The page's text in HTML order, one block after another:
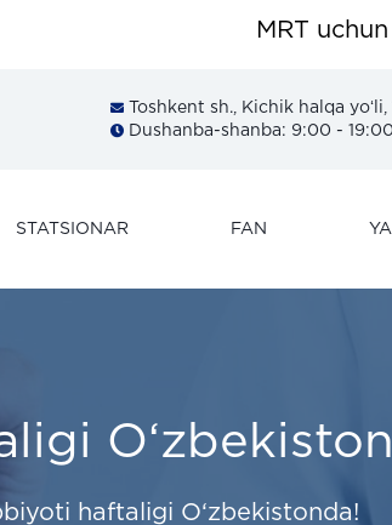
MRT uchun25%
Toshkent sh., Kichik halqa yoʻli,
Dushanba-shanba: 9:00 - 19:00
STATSIONAR FAN
haftaligi O‘zbekistonda!